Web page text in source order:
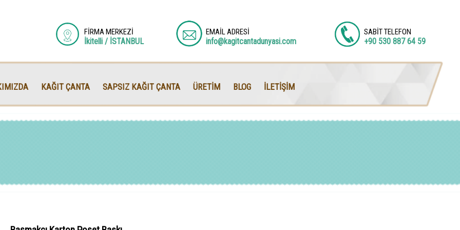
FİRMA MERKEZİ
İkitelli / İSTANBUL
EMAİL ADRESİ
info@kagitcantadunyasi.com
SABİT TELEFON
+90 530 887 64 59
KAĞIT ÇANTA SAPSIZ KAĞIT ÇANTA ÜRETİM BLOG İLETİŞİM